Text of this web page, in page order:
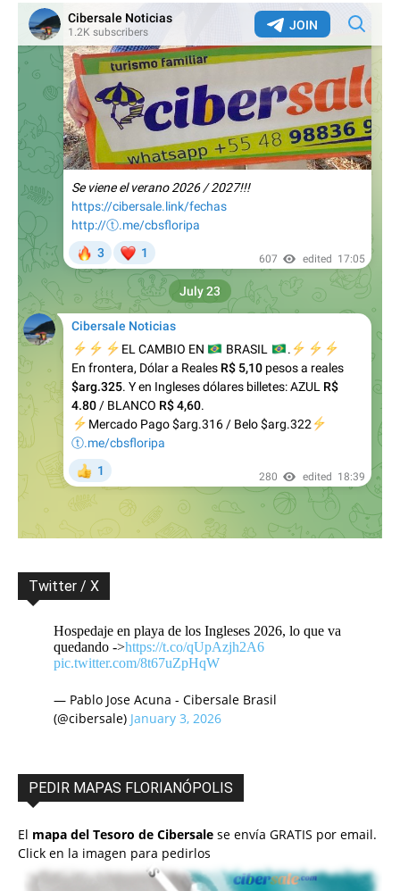
Twitter / X
Hospedaje en playa de los Ingleses 2026, lo que va
quedando ->https://t.co/qUpAzjh2A6
pic.twitter.com/8t67uZpHqW
— Pablo Jose Acuna - Cibersale Brasil
(@cibersale) January 3, 2026
PEDIR MAPAS FLORIANÓPOLIS
El mapa del Tesoro de Cibersale se envía GRATIS por email.
Click en la imagen para pedirlos